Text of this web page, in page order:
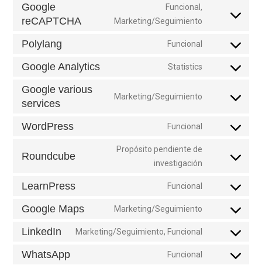
service
Google
reCAPTCHA
Funcional,
Marketing/Seguimiento
Consent
service
Polylang Funcional
Consent
Google Analytics Statistics
Consent
service
analytics
Google various
services
Marketing/Seguimiento
Consent
service
various-
WordPress Funcional
Consent
service
Roundcube
Propósito pendiente de
investigación
Consent
service
LearnPress Funcional
Consent
learnpress
Google Maps Marketing/Seguimiento
Consent
google-
LinkedIn Marketing/Seguimiento, Funcional
Consent
WhatsApp Funcional
Consent